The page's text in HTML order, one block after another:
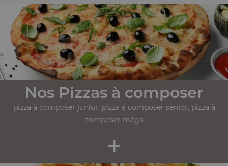
Nos Pizzas à composer
pizza à composer junior, pizza à composer senior, pizza à
composer méga
+